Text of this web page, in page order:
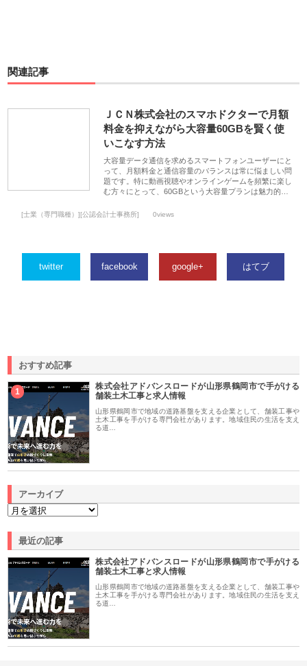
関連記事
ＪＣＮ株式会社のスマホドクターで月額
料金を抑えながら大容量60GBを賢く使
いこなす方法
大容量データ通信を求めるスマートフォンユーザーにと
って、月額料金と通信容量のバランスは常に悩ましい問
題です。特に動画視聴やオンラインゲームを頻繁に楽し
む方々にとって、60GBという大容量プランは魅力的…
[士業（専門職種）][公認会計士事務所] 0views
twitter facebook google+ はてブ
おすすめ記事
1
株式会社アドバンスロードが山形県鶴岡市で手がける
舗装土木工事と求人情報
山形県鶴岡市で地域の道路基盤を支える企業として、舗装工事や
土木工事を手がける専門会社があります。地域住民の生活を支え
る道…
アーカイブ
最近の記事
株式会社アドバンスロードが山形県鶴岡市で手がける
舗装土木工事と求人情報
山形県鶴岡市で地域の道路基盤を支える企業として、舗装工事や
土木工事を手がける専門会社があります。地域住民の生活を支え
る道…